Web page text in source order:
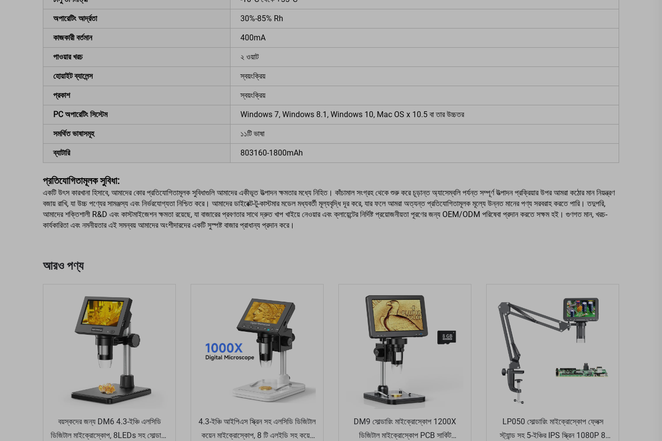
অপারেটিং আর্দ্রতা 30%-85% Rh
কাজকারী বর্তমান 400mA
পাওয়ার খরচ ২ ওয়াট
হোয়াইট ব্যালেন্স স্বয়ংক্রিয়
প্রকাশ স্বয়ংক্রিয়
PC অপারেটিং সিস্টেম Windows 7, Windows 8.1, Windows 10, Mac OS x 10.5 বা তার উচ্চতর
সমর্থিত ভাষাসমূহ ১১টি ভাষা
ব্যাটারি 803160-1800mAh
প্রতিযোগিতামূলক সুবিধা:
একটি উৎস কারখানা হিসাবে, আমাদের কোর প্রতিযোগিতামূলক সুবিধাগুলি আমাদের একীভূত উত্পাদন ক্ষমতার মধ্যে নিহিত। কাঁচামাল সংগ্রহ থেকে শুরু করে চূড়ান্ত অ্যাসেম্বলি পর্যন্ত সম্পূর্ণ উত্পাদন প্রক্রিয়ার উপর আমরা কঠোর মান নিয়ন্ত্রণ
বজায় রাখি, যা উচ্চ পণ্যের সামঞ্জস্য এবং নির্ভরযোগ্যতা নিশ্চিত করে। আমাদের ডাইরেক্ট-টু-কাস্টমার মডেল মধ্যবর্তী মূল্যবৃদ্ধি দূর করে, যার ফলে আমরা অত্যন্ত প্রতিযোগিতামূলক মূল্যে উন্নত মানের পণ্য সরবরাহ করতে পারি। তদুপরি,
আমাদের শক্তিশালী R&D এবং কাস্টমাইজেশন ক্ষমতা রয়েছে, যা বাজারের প্রবণতার সাথে দ্রুত খাপ খাইয়ে নেওয়ার এবং ক্লায়েন্টের নির্দিষ্ট প্রয়োজনীয়তা পূরণের জন্য OEM/ODM পরিষেবা প্রদান করতে সক্ষম হই। গুণগত মান, খরচ-
কার্যকারিতা এবং নমনীয়তার এই সমন্বয় আমাদের অংশীদারদের একটি সুস্পষ্ট বাজার প্রাধান্য প্রদান করে।
আরও পণ্য
বয়স্কদের জন্য DM6 4.3-ইঞ্চি এলসিডি
ডিজিটাল মাইক্রোস্কোপ, 8LEDs সহ সোল্ডারিং
4.3-ইঞ্চি আইপিএস স্ক্রিন সহ এলসিডি ডিজিটাল
কয়েন মাইক্রোস্কোপ, 8 টি এলইডি সহ কয়েন
DM9 সোল্ডারিং মাইক্রোস্কোপ 1200X
ডিজিটাল মাইক্রোস্কোপ PCB সার্কিট
LP050 সোল্ডারিং মাইক্রোস্কোপ ফ্লেক্স
স্ট্যান্ড সহ 5-ইঞ্চির IPS স্ক্রিন 1080P 8